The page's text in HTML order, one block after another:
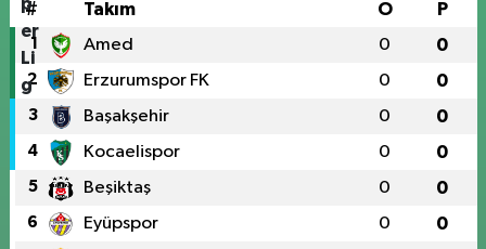
# Takım O P
1 Amed 0 0
2 Erzurumspor FK 0 0
3 Başakşehir 0 0
4 Kocaelispor 0 0
5 Beşiktaş 0 0
6 Eyüpspor 0 0